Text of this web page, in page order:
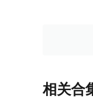
相关合